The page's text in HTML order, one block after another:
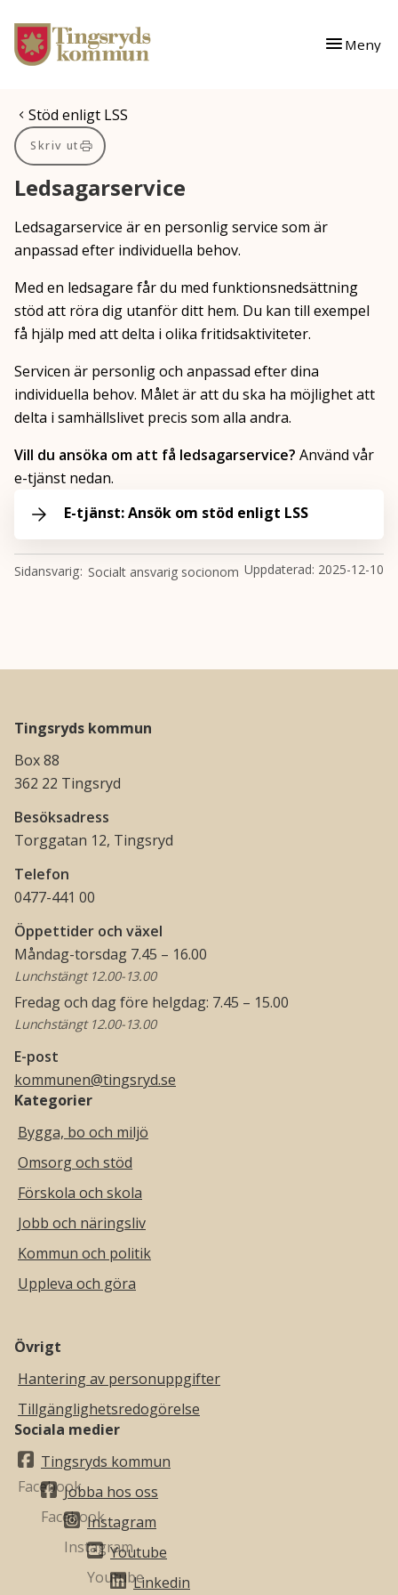
Gå till innehåll
Gå till huvudmeny
Meny
Du är här:
Stöd enligt LSS
Skriv ut
Ledsagarservice
Ledsagarservice är en personlig service som är
anpassad efter individuella behov.
Med en ledsagare får du med funktionsnedsättning
stöd att röra dig utanför ditt hem. Du kan till exempel
få hjälp med att delta i olika fritidsaktiviteter.
Servicen är personlig och anpassad efter dina
individuella behov. Målet är att du ska ha möjlighet att
delta i samhällslivet precis som alla andra.
Vill du ansöka om att få ledsagarservice? Använd vår
e-tjänst nedan.
E-tjänst: Ansök om stöd enligt LSS
Socialt ansvarig socionom
Sidansvarig Uppdaterad: 2025-12-10
Tingsryds kommun
Box 88
362 22 Tingsryd
Besöksadress
Torggatan 12, Tingsryd
Telefon
0477-441 00
Öppettider och växel
Måndag-torsdag 7.45 – 16.00
Lunchstängt 12.00-13.00
Fredag och dag före helgdag: 7.45 – 15.00
Lunchstängt 12.00-13.00
E-post
kommunen@tingsryd.se
Kategorier
Bygga, bo och miljö
Omsorg och stöd
Förskola och skola
Jobb och näringsliv
Kommun och politik
Uppleva och göra
Övrigt
Hantering av personuppgifter
Tillgänglighetsredogörelse
Sociala medier
Tingsryds kommun
Jobba hos oss
Instagram
Youtube
Linkedin